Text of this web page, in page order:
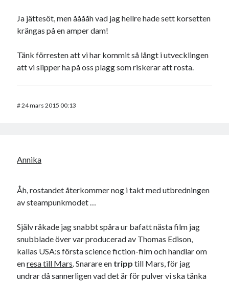
Ja jättesöt, men ååååh vad jag hellre hade sett korsetten
krängas på en amper dam!
Tänk förresten att vi har kommit så långt i utvecklingen
att vi slipper ha på oss plagg som riskerar att rosta.
#24 mars 2015 00:13
Annika
Åh, rostandet återkommer nog i takt med utbredningen
av steampunkmodet …
Själv råkade jag snabbt spåra ur bafatt nästa film jag
snubblade över var producerad av Thomas Edison,
kallas USA:s första science fiction-film och handlar om
enresa till Mars. Snarare en tripp till Mars, för jag
undrar då sannerligen vad det är för pulver vi ska tänka